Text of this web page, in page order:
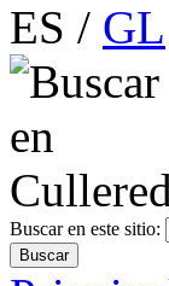
ES / GL
Buscar en este sitio: